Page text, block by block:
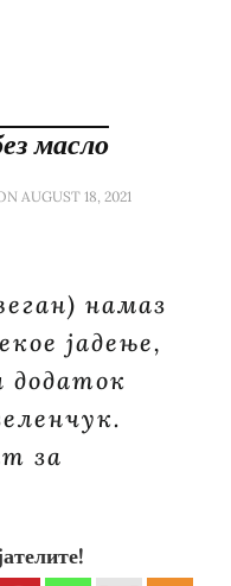
масло
AUGUST 18, 2021
намаз
јадење,
додаток
за